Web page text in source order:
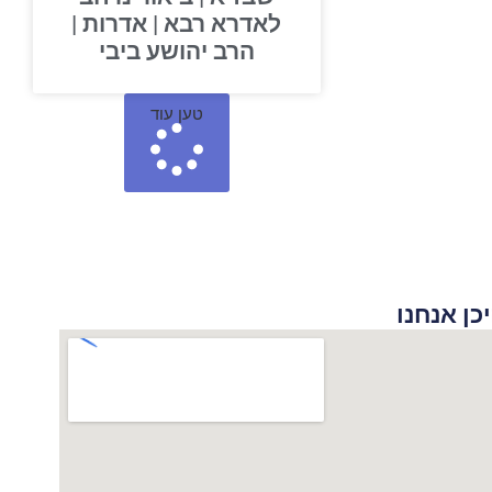
לאדרא רבא | אדרות |
הרב יהושע ביבי
טען עוד
אנחנו